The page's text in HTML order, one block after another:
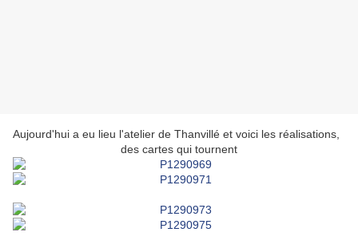
Aujourd'hui a eu lieu l'atelier de Thanvillé et voici les réalisations,
des cartes qui tournent